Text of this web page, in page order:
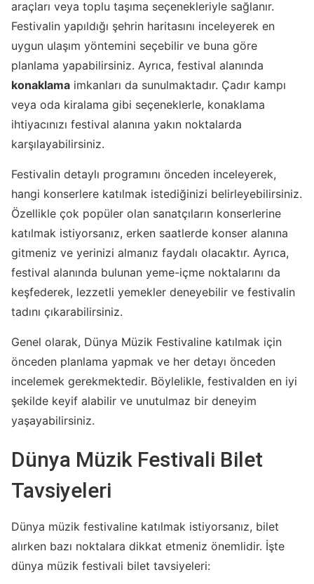
araçları veya toplu taşıma seçenekleriyle sağlanır.
Festivalin yapıldığı şehrin haritasını inceleyerek en
uygun ulaşım yöntemini seçebilir ve buna göre
planlama yapabilirsiniz. Ayrıca, festival alanında
konaklama imkanları da sunulmaktadır. Çadır kampı
veya oda kiralama gibi seçeneklerle, konaklama
ihtiyacınızı festival alanına yakın noktalarda
karşılayabilirsiniz.
Festivalin detaylı programını önceden inceleyerek,
hangi konserlere katılmak istediğinizi belirleyebilirsiniz.
Özellikle çok popüler olan sanatçıların konserlerine
katılmak istiyorsanız, erken saatlerde konser alanına
gitmeniz ve yerinizi almanız faydalı olacaktır. Ayrıca,
festival alanında bulunan yeme-içme noktalarını da
keşfederek, lezzetli yemekler deneyebilir ve festivalin
tadını çıkarabilirsiniz.
Genel olarak, Dünya Müzik Festivaline katılmak için
önceden planlama yapmak ve her detayı önceden
incelemek gerekmektedir. Böylelikle, festivalden en iyi
şekilde keyif alabilir ve unutulmaz bir deneyim
yaşayabilirsiniz.
Dünya Müzik Festivali Bilet
Tavsiyeleri
Dünya müzik festivaline katılmak istiyorsanız, bilet
alırken bazı noktalara dikkat etmeniz önemlidir. İşte
dünya müzik festivali bilet tavsiyeleri: